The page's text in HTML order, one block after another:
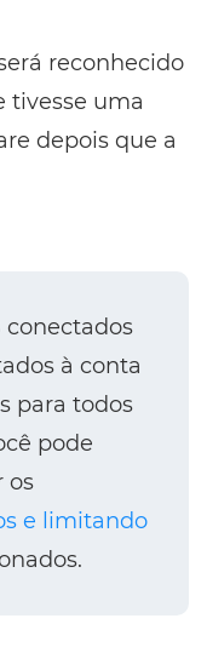
reconhecido
tivesse uma
depois que a
conectados
à conta
para todos
pode
os
e limitando